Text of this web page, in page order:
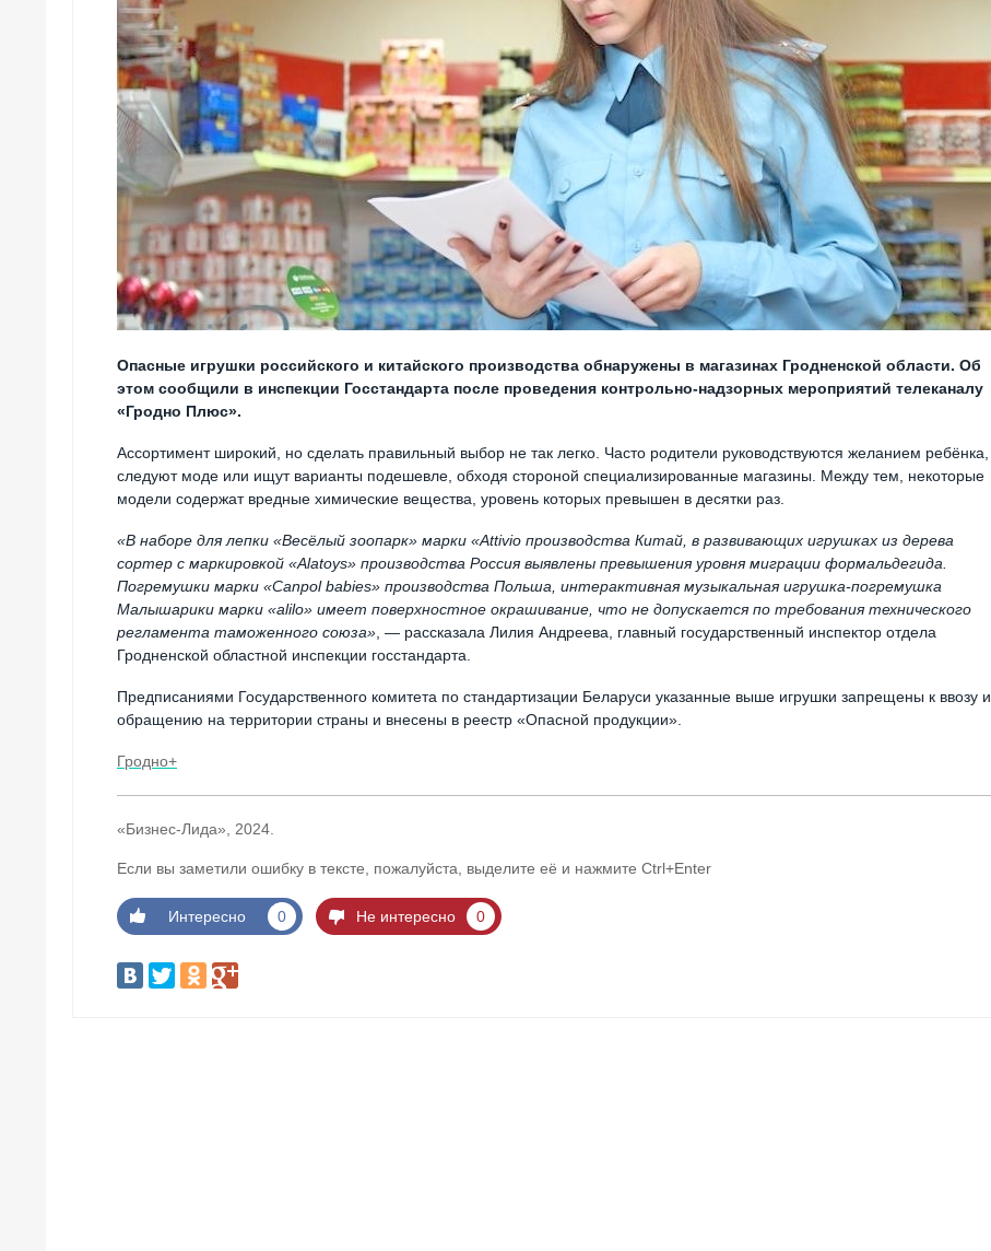
Опасные игрушки российского и китайского производства обнаружены в магазинах Гродненской области. Об
этом сообщили в инспекции Госстандарта после проведения контрольно-надзорных мероприятий телеканалу
«Гродно Плюс».
Ассортимент широкий, но сделать правильный выбор не так легко. Часто родители руководствуются желанием ребёнка,
следуют моде или ищут варианты подешевле, обходя стороной специализированные магазины. Между тем, некоторые
модели содержат вредные химические вещества, уровень которых превышен в десятки раз.
«В наборе для лепки «Весёлый зоопарк» марки «Attivio производства Китай, в развивающих игрушках из дерева
сортер с маркировкой «Alatoys» производства Россия выявлены превышения уровня миграции формальдегида.
Погремушки марки «Canpol babies» производства Польша, интерактивная музыкальная игрушка-погремушка
Малышарики марки «alilo» имеет поверхностное окрашивание, что не допускается по требования технического
регламента таможенного союза» , — рассказала Лилия Андреева, главный государственный инспектор отдела
Гродненской областной инспекции госстандарта.
Предписаниями Государственного комитета по стандартизации Беларуси указанные выше игрушки запрещены к ввозу и
обращению на территории страны и внесены в реестр «Опасной продукции».
Гродно+
«Бизнес-Лида», 2024.
Если вы заметили ошибку в тексте, пожалуйста, выделите её и нажмите Ctrl+Enter
Интересно 0 Не интересно 0